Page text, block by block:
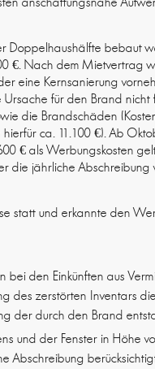
Doppelhaushälfte bebaut
€. Nach dem Mietvertrag
eine Kernsanierung
für den Brand
die Brandschäden
ca. 11.100 €). Ab
€ als Werbungskosten
die jährliche Abschreibung
statt und erkannte den
den Einkünften aus
des zerstörten Inventars
der durch den Brand
und der Fenster in Höhe
Abschreibung